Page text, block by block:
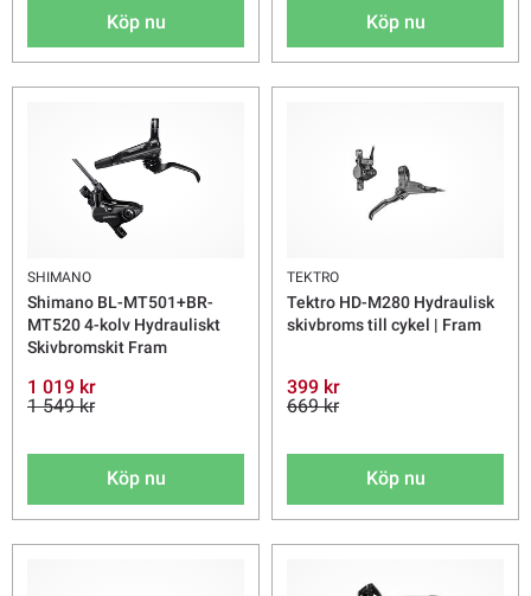
Köp nu Köp nu
SHIMANO
Shimano BL-MT501+BR-
MT520 4-kolv Hydrauliskt
Skivbromskit Fram
1 019 kr
1 549 kr
Köp nu
TEKTRO
Tektro HD-M280 Hydraulisk
skivbroms till cykel | Fram
399 kr
669 kr
Köp nu